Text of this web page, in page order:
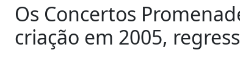
Os Concertos
criação em 2005,